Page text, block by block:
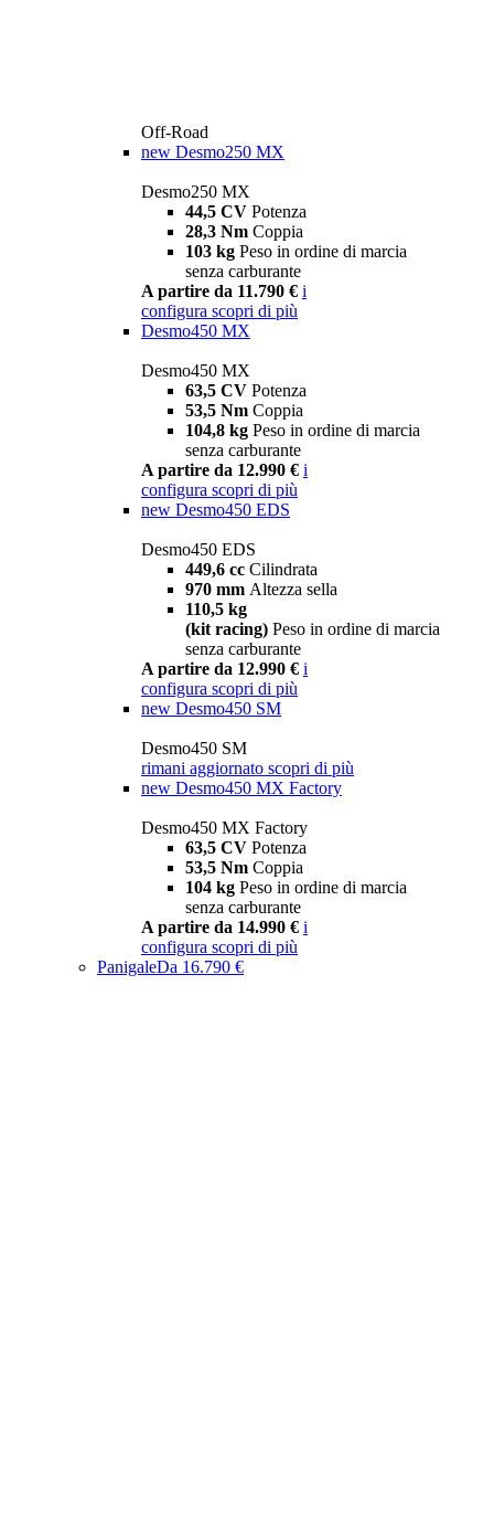
Off-Road
new Desmo250 MX
Desmo250 MX
44,5 CV Potenza
28,3 Nm Coppia
103 kg Peso in ordine di marcia
senza carburante
A partire da 11.790 € i
configura scopri di più
Desmo450 MX
Desmo450 MX
63,5 CV Potenza
53,5 Nm Coppia
104,8 kg Peso in ordine di marcia
senza carburante
A partire da 12.990 € i
configura scopri di più
new Desmo450 EDS
Desmo450 EDS
449,6 cc Cilindrata
970 mm Altezza sella
110,5 kg
(kit racing) Peso in ordine di marcia
senza carburante
A partire da 12.990 € i
configura scopri di più
new Desmo450 SM
Desmo450 SM
rimani aggiornato scopri di più
new Desmo450 MX Factory
Desmo450 MX Factory
63,5 CV Potenza
53,5 Nm Coppia
104 kg Peso in ordine di marcia
senza carburante
A partire da 14.990 € i
configura scopri di più
PanigaleDa 16.790 €